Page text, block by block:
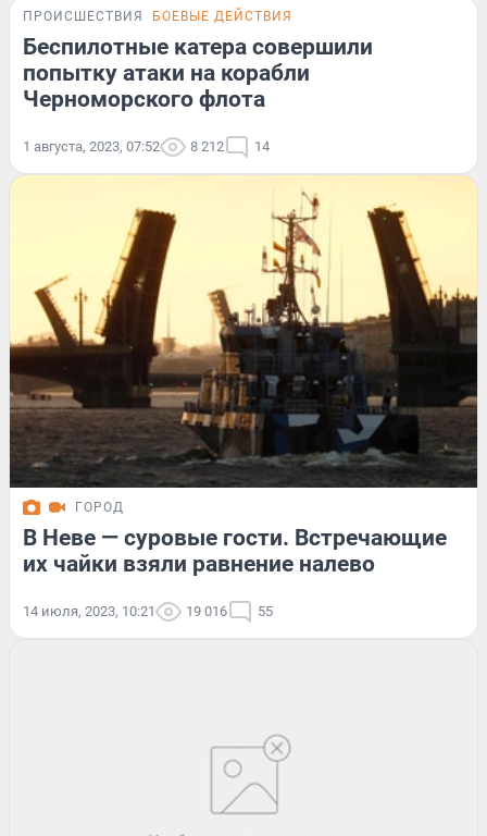
ПРОИСШЕСТВИЯ БОЕВЫЕ ДЕЙСТВИЯ
Беспилотные катера совершили
попытку атаки на корабли
Черноморского флота
1 августа, 2023, 07:52 8 212 14
ГОРОД
В Неве — суровые гости. Встречающие
их чайки взяли равнение налево
14 июля, 2023, 10:21 19 016 55